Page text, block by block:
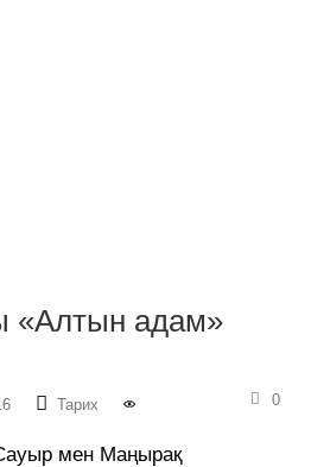
«Алтын адам»
Тарих 0
мен Маңырақ